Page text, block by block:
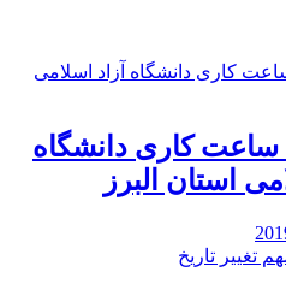
کاری دانشگاه
استان البرز